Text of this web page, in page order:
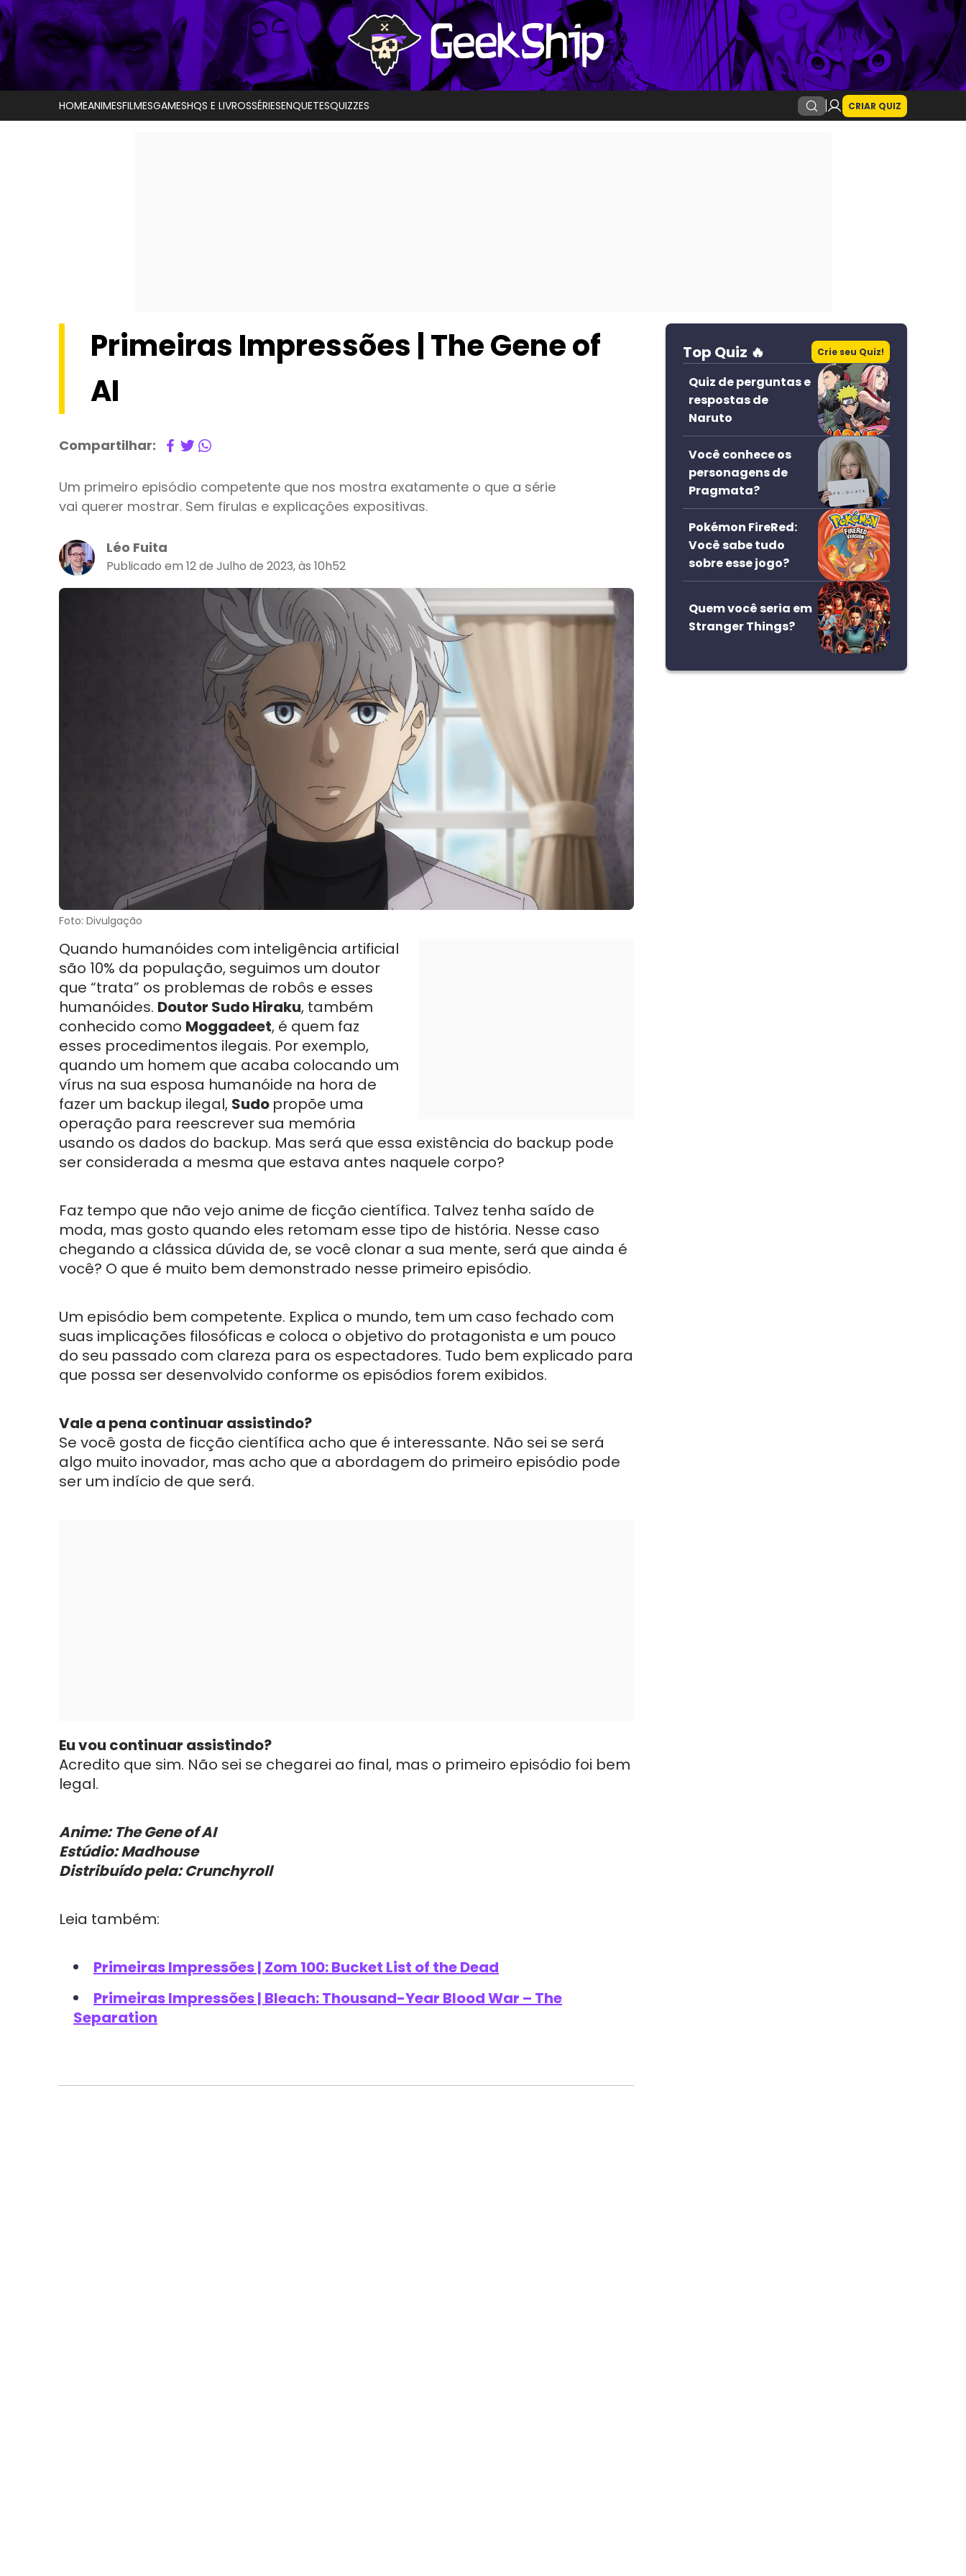
HOMEANIMESFILMESGAMESHQS E LIVROSSÉRIESENQUETESQUIZZES CRIAR QUIZ
Primeiras Impressões | The Gene of
AI
Compartilhar:
Um primeiro episódio competente que nos mostra exatamente o que a série
vai querer mostrar. Sem firulas e explicações expositivas.
Léo Fuita
Publicado em 12 de Julho de 2023, às 10h52
Foto: Divulgação
Quando humanóides com inteligência artificial
são 10% da população, seguimos um doutor
que “trata” os problemas de robôs e esses
humanóides. Doutor Sudo Hiraku, também
conhecido como Moggadeet, é quem faz
esses procedimentos ilegais. Por exemplo,
quando um homem que acaba colocando um
vírus na sua esposa humanóide na hora de
fazer um backup ilegal, Sudo propõe uma
operação para reescrever sua memória
usando os dados do backup. Mas será que essa existência do backup pode
ser considerada a mesma que estava antes naquele corpo?
Faz tempo que não vejo anime de ficção científica. Talvez tenha saído de
moda, mas gosto quando eles retomam esse tipo de história. Nesse caso
chegando a clássica dúvida de, se você clonar a sua mente, será que ainda é
você? O que é muito bem demonstrado nesse primeiro episódio.
Um episódio bem competente. Explica o mundo, tem um caso fechado com
suas implicações filosóficas e coloca o objetivo do protagonista e um pouco
do seu passado com clareza para os espectadores. Tudo bem explicado para
que possa ser desenvolvido conforme os episódios forem exibidos.
Vale a pena continuar assistindo?
Se você gosta de ficção científica acho que é interessante. Não sei se será
algo muito inovador, mas acho que a abordagem do primeiro episódio pode
ser um indício de que será.
Eu vou continuar assistindo?
Acredito que sim. Não sei se chegarei ao final, mas o primeiro episódio foi bem
legal.
Anime: The Gene of AI
Estúdio: Madhouse
Distribuído pela: Crunchyroll
Leia também:
Primeiras Impressões | Zom 100: Bucket List of the Dead
Primeiras Impressões | Bleach: Thousand-Year Blood War – The
Separation
Top Quiz 🔥 Crie seu Quiz!
Quiz de perguntas e
respostas de
Naruto
Você conhece os
personagens de
Pragmata?
Pokémon FireRed:
Você sabe tudo
sobre esse jogo?
Quem você seria em
Stranger Things?